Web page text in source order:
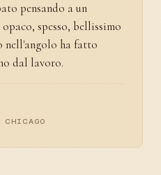
pensando a un
spesso, bellissimo
nell'angolo ha fatto
dal lavoro.